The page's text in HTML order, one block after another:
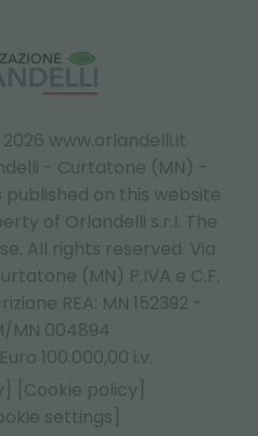
www.orlandelli.it
- Curtatone (MN) -
on this website
of Orlandelli s.r.l. The
All rights reserved. Via
(MN) P.IVA e C.F.
REA: MN 152392 -
MN 004894
100.000,00 i.v.
[Cookie policy]
settings]